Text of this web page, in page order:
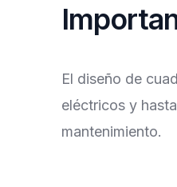
El diseño de
eléctricos y
mantenimiento.